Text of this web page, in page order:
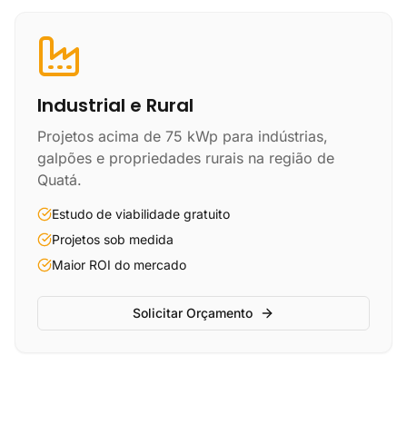
Industrial e Rural
Projetos acima de 75 kWp para indústrias,
galpões e propriedades rurais na região de
Quatá.
Estudo de viabilidade gratuito
Projetos sob medida
Maior ROI do mercado
Solicitar Orçamento